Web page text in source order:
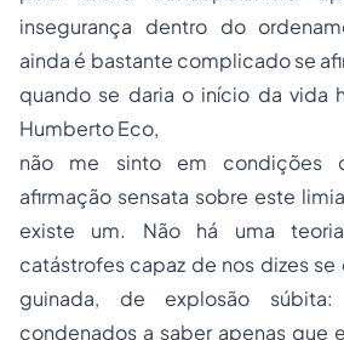
insegurança dentro do
ainda é bastante complicado se
quando se daria o início da vida
Humberto Eco,
não me sinto em condições
afirmação sensata sobre este
existe um. Não há uma
catástrofes capaz de nos dizes
guinada, de explosão súbita:
condenados a saber apenas que